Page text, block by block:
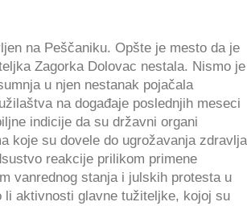
na Peščaniku. Opšte je mesto da je
Zagorka Dolovac nestala. Nismo je
u njen nestanak pojačala
na događaje poslednjih meseci
indicije da su državni organi
koje su dovele do ugrožavanja zdravlja
reakcije prilikom primene
vanrednog stanja i julskih protesta u
li aktivnosti glavne tužiteljke, kojoj su